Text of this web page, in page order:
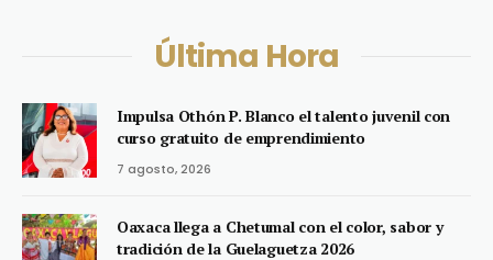
Última Hora
Impulsa Othón P. Blanco el talento juvenil con
curso gratuito de emprendimiento
7 agosto, 2026
Oaxaca llega a Chetumal con el color, sabor y
tradición de la Guelaguetza 2026